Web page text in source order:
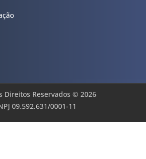
Direitos Reservados © 2026
09.592.631/0001-11